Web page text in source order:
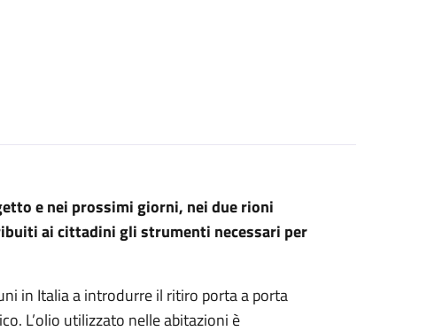
e nei prossimi giorni, nei due rioni
ai cittadini gli strumenti necessari per
in Italia a introdurre il ritiro porta a porta
L’olio utilizzato nelle abitazioni è